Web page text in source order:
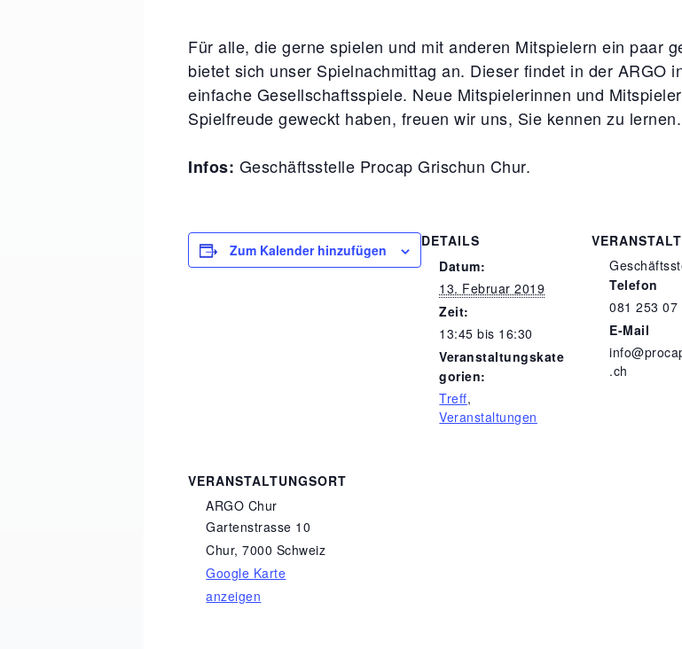
Für alle, die gerne spielen und mit anderen Mitspielern ein paar
bietet sich unser Spielnachmittag an. Dieser findet in der ARGO
einfache Gesellschaftsspiele. Neue Mitspielerinnen und
Spielfreude geweckt haben, freuen wir uns, Sie kennen zu lernen.
Infos: Geschäftsstelle Procap Grischun Chur.
Zum Kalender hinzufügen
DETAILS
Datum:
13. Februar 2019
Zeit:
13:45 bis 16:30
Veranstaltungskate
gorien:
Treff,
Veranstaltungen
Telefon
081 253 07
E-Mail
.ch
VERANSTALTUNGSORT
ARGO Chur
Gartenstrasse 10
Chur, 7000 Schweiz
Google Karte
anzeigen